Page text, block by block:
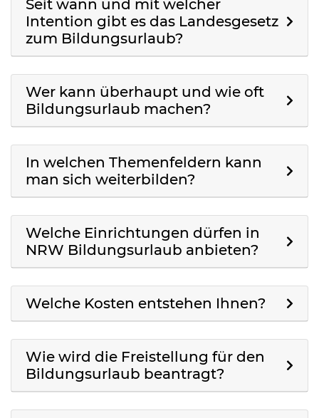
Seit wann und mit welcher
Intention gibt es das Landesgesetz
zum Bildungsurlaub?
Wer kann überhaupt und wie oft
Bildungsurlaub machen?
In welchen Themenfeldern kann
man sich weiterbilden?
Welche Einrichtungen dürfen in
NRW Bildungsurlaub anbieten?
Welche Kosten entstehen Ihnen?
Wie wird die Freistellung für den
Bildungsurlaub beantragt?